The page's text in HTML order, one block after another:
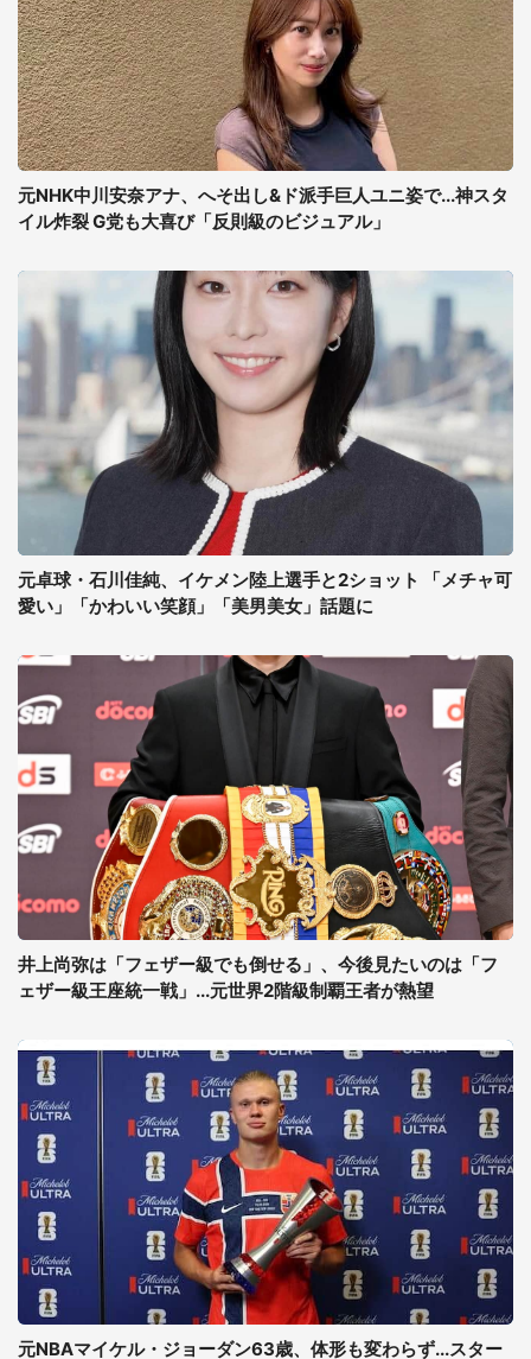
元NHK中川安奈アナ、へそ出し&ド派手巨人ユニ姿で...神スタ
イル炸裂 G党も大喜び「反則級のビジュアル」
元卓球・石川佳純、イケメン陸上選手と2ショット 「メチャ可
愛い」「かわいい笑顔」「美男美女」話題に
井上尚弥は「フェザー級でも倒せる」、今後見たいのは「フ
ェザー級王座統一戦」...元世界2階級制覇王者が熱望
元NBAマイケル・ジョーダン63歳、体形も変わらず...スター